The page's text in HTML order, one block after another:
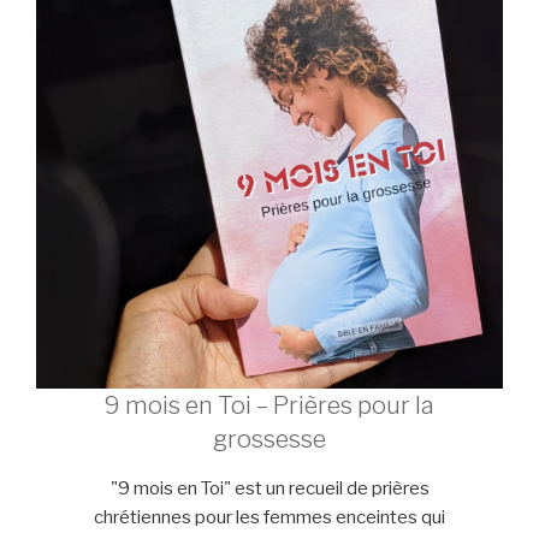
9 mois en Toi – Prières pour la
grossesse
"9 mois en Toi" est un recueil de prières
chrétiennes pour les femmes enceintes qui